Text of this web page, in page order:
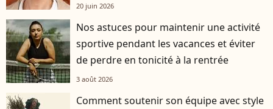
20 juin 2026
Nos astuces pour maintenir une activité
sportive pendant les vacances et éviter
de perdre en tonicité à la rentrée
3 août 2026
Comment soutenir son équipe avec style